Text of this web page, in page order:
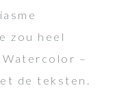
zou heel
Watercolor –
de teksten.